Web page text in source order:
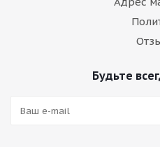
Будьте